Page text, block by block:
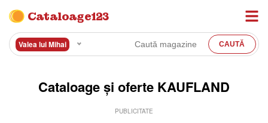
Cataloage123
Valea lui Mihai
Cataloage și oferte KAUFLAND
PUBLICITATE